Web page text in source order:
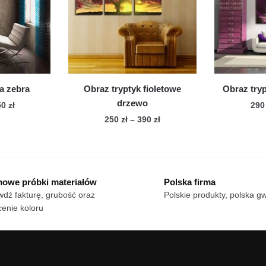
Opcje
można
wybrać
na
stronie
produktu
zebra
złZakres
Obraz tryptyk fioletowe
drzewo
250zł – 390złZakres
390 zł
wariantów.
można
Obraz
próbki materiałów
fakturę, grubość oraz
koloru
Polska firma
Polskie produkty, polska